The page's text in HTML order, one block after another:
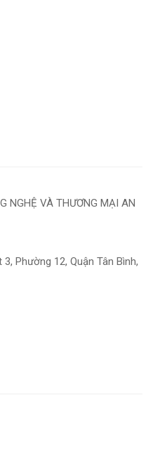
NGHỆ VÀ THƯƠNG MẠI AN
Phường 12, Quận Tân Bình,